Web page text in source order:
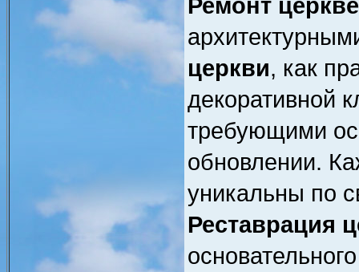
церкви, как
декоративной
требующими
обновлении.
уникальны по
Реставрация